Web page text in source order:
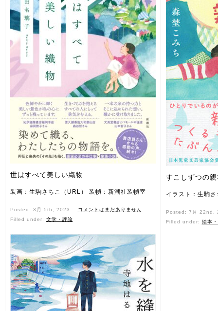
世はすべて美しい織物
装画：生駒さちこ（URL） 装幀：新潮社装幀室
Posted: 3月 5th, 2023 ˑ
コメントはまだありません
Filled under: 文学・評論
すこしずつの
イラスト：生駒
Posted: 7月
Filled under: 絵本